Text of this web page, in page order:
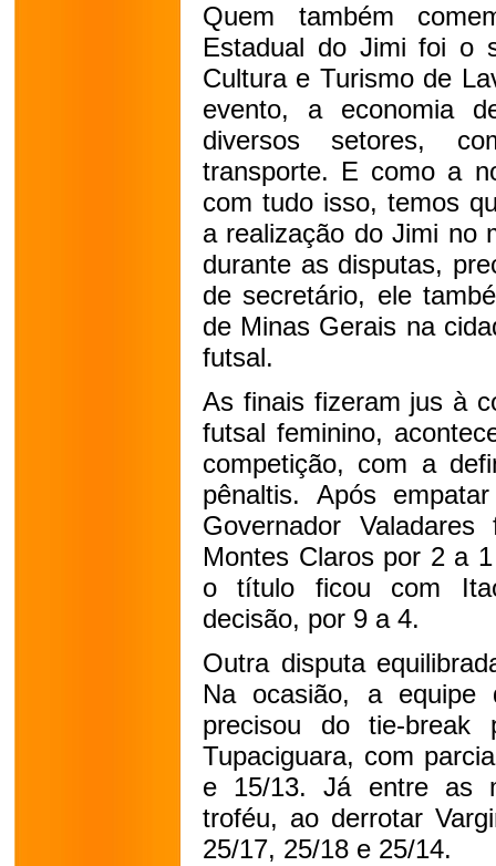
Quem também
Estadual do Jimi foi o
Cultura e Turismo de
evento, a economia
diversos setores,
transporte. E como a
com tudo isso, temos
a realização do Jimi no
durante as disputas,
de secretário, ele
de Minas Gerais na
futsal.
As finais fizeram jus à
futsal feminino,
competição, com a
pênaltis. Após
Governador
Montes Claros por 2 a
o título ficou com
decisão, por 9 a 4.
Outra disputa
Na ocasião, a equipe
precisou do tie-break
Tupaciguara, com
e 15/13. Já entre as
troféu, ao derrotar
25/17, 25/18 e 25/14.